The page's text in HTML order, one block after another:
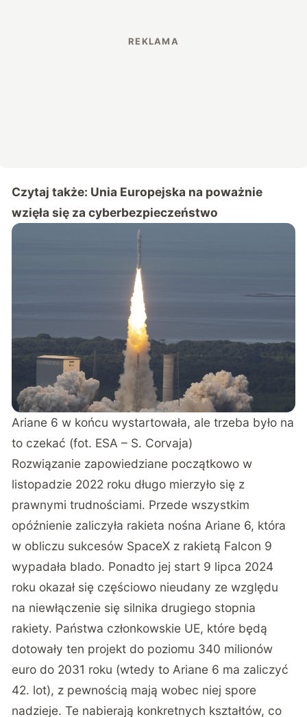
Czytaj także: Unia Europejska na poważnie
wzięła się za cyberbezpieczeństwo
Ariane 6 w końcu wystartowała, ale trzeba było na
to czekać (fot. ESA – S. Corvaja)
Rozwiązanie zapowiedziane początkowo w
listopadzie 2022 roku długo mierzyło się z
prawnymi trudnościami. Przede wszystkim
opóźnienie zaliczyła rakieta nośna Ariane 6, która
w obliczu sukcesów SpaceX z rakietą Falcon 9
wypadała blado. Ponadto jej start 9 lipca 2024
roku okazał się częściowo nieudany ze względu
na niewłączenie się silnika drugiego stopnia
rakiety. Państwa członkowskie UE, które będą
dotowały ten projekt do poziomu 340 milionów
euro do 2031 roku (wtedy to Ariane 6 ma zaliczyć
42. lot), z pewnością mają wobec niej spore
nadzieje. Te nabierają konkretnych kształtów, co